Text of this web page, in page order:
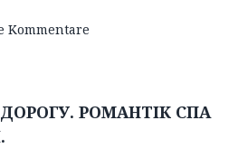
Kommentare
ДОРОГУ. РОМАНТІК СПА